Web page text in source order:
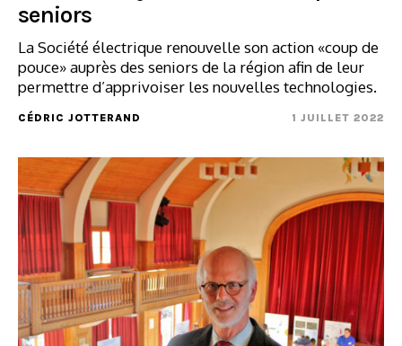
seniors
La Société électrique renouvelle son action «coup de
pouce» auprès des seniors de la région afin de leur
permettre d’apprivoiser les nouvelles technologies.
CÉDRIC JOTTERAND 1 JUILLET 2022